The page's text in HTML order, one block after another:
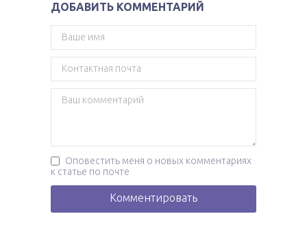
ДОБАВИТЬ КОММЕНТАРИЙ
Оповестить меня о новых комментариях
к статье по почте